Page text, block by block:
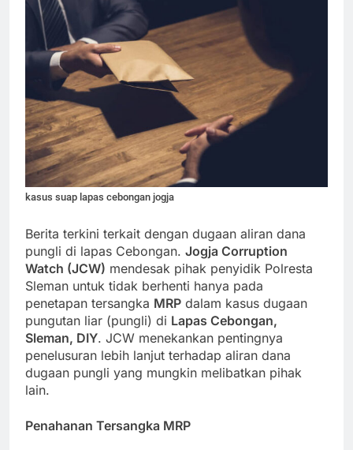
kasus suap lapas cebongan jogja
Berita terkini terkait dengan dugaan aliran dana
pungli di lapas Cebongan. Jogja Corruption
Watch (JCW) mendesak pihak penyidik Polresta
Sleman untuk tidak berhenti hanya pada
penetapan tersangka MRP dalam kasus dugaan
pungutan liar (pungli) di Lapas Cebongan,
Sleman, DIY. JCW menekankan pentingnya
penelusuran lebih lanjut terhadap aliran dana
dugaan pungli yang mungkin melibatkan pihak
lain.
Penahanan Tersangka MRP